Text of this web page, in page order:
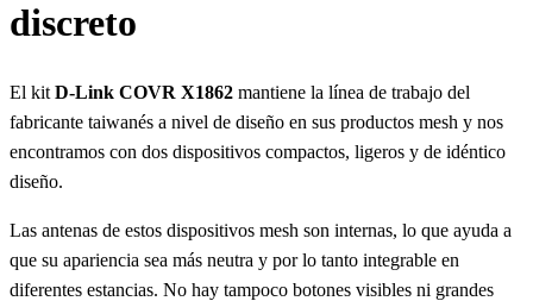
discreto
El kit D-Link COVR X1862 mantiene la línea de trabajo del
fabricante taiwanés a nivel de diseño en sus productos mesh y nos
encontramos con dos dispositivos compactos, ligeros y de idéntico
diseño.
Las antenas de estos dispositivos mesh son internas, lo que ayuda a
que su apariencia sea más neutra y por lo tanto integrable en
diferentes estancias. No hay tampoco botones visibles ni grandes